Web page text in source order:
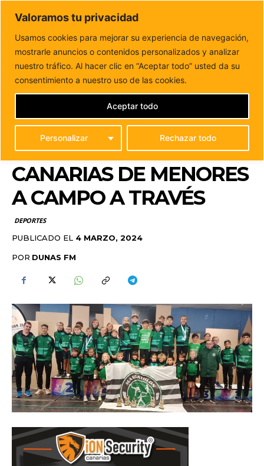
Valoramos tu privacidad
Usamos cookies para mejorar su experiencia de navegación,
mostrarle anuncios o contenidos personalizados y analizar
nuestro tráfico. Al hacer clic en “Aceptar todo” usted da su
consentimiento a nuestro uso de las cookies.
Personalizar Rechazar todo
Aceptar todo
DUNAS FM
Tu informacion de forma cercana
Inicio DEPORTES
Éxito total del club Maxoathlon
Fuerteventura en el Campeonato de Canarias de...
ÉXITO TOTAL DEL CLUB
MAXOATHLON
FUERTEVENTURA EN EL
CAMPEONATO DE
CANARIAS DE MENORES
A CAMPO A TRAVÉS
DEPORTES
PUBLICADO EL 4 MARZO, 2024
POR DUNAS FM